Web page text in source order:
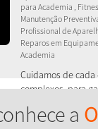
para Academia ,
Manutenção
Profissional de
Reparos em
Academia
Cuidamos de
complexos, para
a